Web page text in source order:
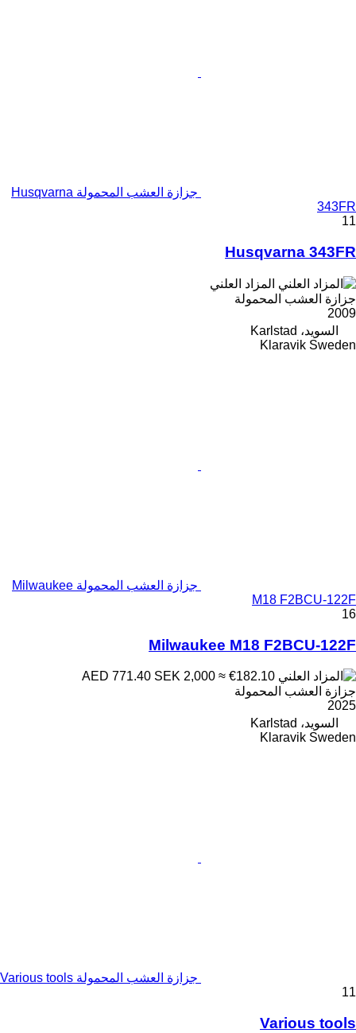
جزازة العشب المحمولة Husqvarna
343FR
11
Husqvarna 343FR
المزاد العلني
جزازة العشب المحمولة
2009
السويد، Karlstad
Klaravik Sweden
جزازة العشب المحمولة Milwaukee
M18 F2BCU-122F
16
Milwaukee M18 F2BCU-122F
SEK 2,000 ≈ €182.10
جزازة العشب المحمولة
2025
السويد، Karlstad
Klaravik Sweden
جزازة العشب المحمولة Various tools
11
Various tools